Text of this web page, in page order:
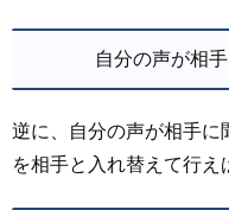
自分の声が相
逆に、自分の声が相手に
を相手と入れ替えて行え